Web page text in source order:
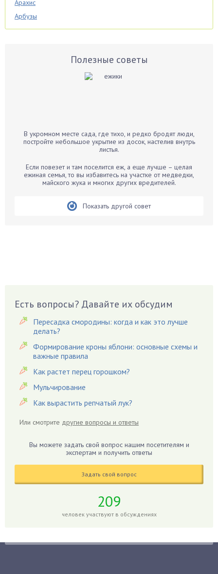
Арахис
Арбузы
Аспарагус
Бархатцы
Белые грибы
Бирючина
Вишня
Вредители
Гардения
Гацания
Гвоздики
Георгины
Герань
Гиацинт
Гиппеаструм
Годжи
Голубика
Полезные советы
В укромном месте сада, где тихо, и редко бродят люди,
постройте небольшое укрытие из досок, настелив внутрь
листья.
Если повезет и там поселится еж, а еще лучше – целая
ежиная семья, то вы избавитесь на участке от медведки,
майского жука и многих других вредителей.
Показать другой совет
Есть вопросы? Давайте их обсудим
Пересадка смородины: когда и как это лучше
делать?
Формирование кроны яблони: основные схемы и
важные правила
Как растет перец горошком?
Мульчирование
Как вырастить репчатый лук?
Или смотрите другие вопросы и ответы
Вы можете задать свой вопрос нашим посетителям и
экспертам и получить ответы
Задать свой вопрос
209
человек участвуют в обсуждениях